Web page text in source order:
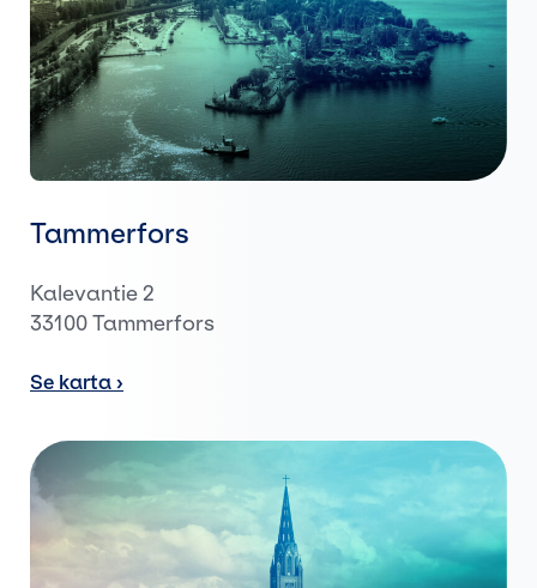
Tammerfors
Kalevantie 2
33100 Tammerfors
Se karta